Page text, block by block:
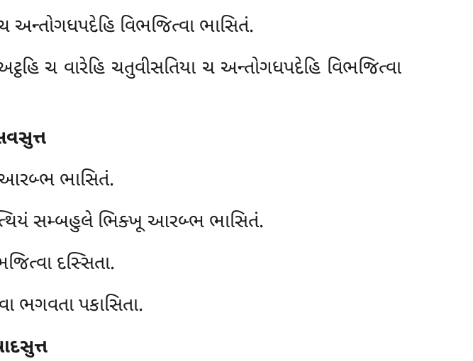
અન્તોગધપદેહિ વિભજિત્વા ભાસિતં.
ચ વારેહિ ચતુવીસતિયા ચ અન્તોગધપદેહિ વિભજિત્વા
આરબ્ભ ભાસિતં.
સમ્બહુલે ભિક્ખૂ આરબ્ભ ભાસિતં.
દસ્સિતા.
ભગવતા પકાસિતા.